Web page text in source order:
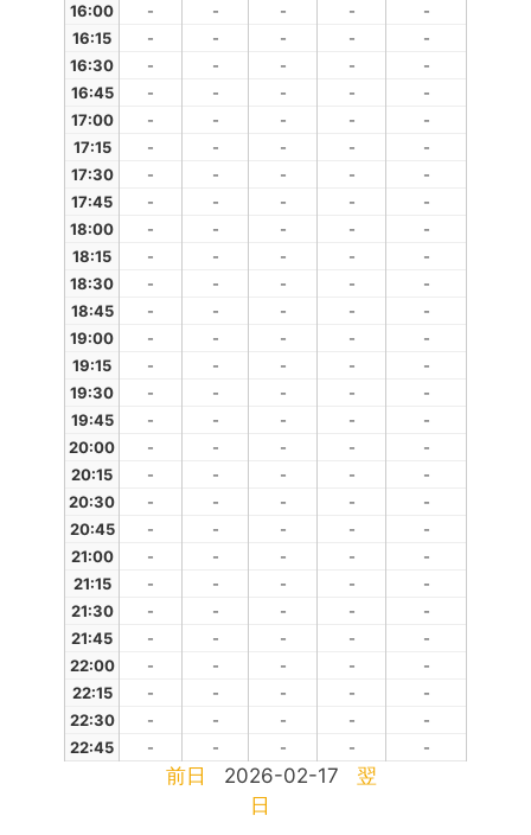
16:00
- - - -
-
16:15
- - - -
-
16:30
- - - -
-
16:45
- - - -
-
17:00
- - - -
-
17:15
- - - -
-
17:30
- - - -
-
17:45
- - - -
-
18:00
- - - -
-
18:15
- - - -
-
18:30
- - - -
-
18:45
- - - -
-
19:00
- - - -
-
19:15
- - - -
-
19:30
- - - -
-
19:45
- - - -
-
20:00
- - - -
-
20:15
- - - -
-
20:30
- - - -
-
20:45
- - - -
-
21:00
- - - -
-
21:15
- - - -
-
21:30
- - - -
-
21:45
- - - -
-
22:00
- - - -
-
22:15
- - - -
-
22:30
- - - -
-
22:45
- - - - -
前日 2026-02-17
翌
日